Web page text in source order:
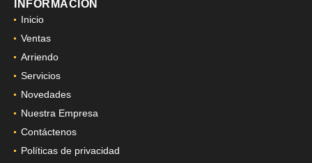
INFORMACIÓN
Inicio
Ventas
Arriendo
Servicios
Novedades
Nuestra Empresa
Contáctenos
Políticas de privacidad